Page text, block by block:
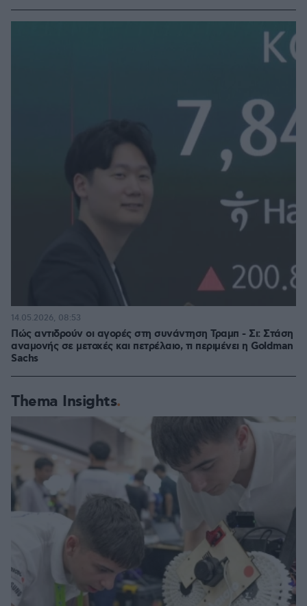
Πώς αντιδρούν οι αγορές στη συνάντηση Τραμπ - Σι: Στάση
αναμονής σε μετοχές και πετρέλαιο, τι περιμένει η Goldman
Sachs
14.05.2026, 08:53
Thema Insights